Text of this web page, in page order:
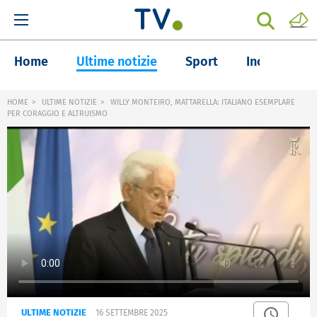
Home Ultime notizie Sport Inchieste
HOME ULTIME NOTIZIE
WILLY MONTEIRO, MATTARELLA: ITALIANO ESEMPLARE
PER CORAGGIO E ALTRUISMO
ULTIME NOTIZIE 16 SETTEMBRE 2025